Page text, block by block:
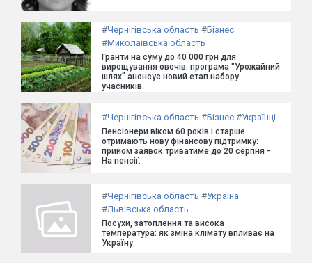
#Чернігівська область #Бізнес
#Миколаївська область
Гранти на суму до 40 000 грн для
вирощування овочів: програма "Урожайний
шлях" анонсує новий етап набору
учасників.
#Чернігівська область #Бізнес #Українці
Пенсіонери віком 60 років і старше
отримають нову фінансову підтримку:
прийом заявок триватиме до 20 серпня -
На пенсії.
#Чернігівська область #Україна
#Львівська область
Посухи, затоплення та висока
температура: як зміна клімату впливає на
Україну.